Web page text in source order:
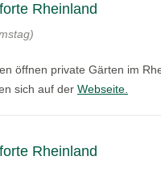
Rheinland
öffnen private Gärten im
sich auf der Webseite.
Rheinland